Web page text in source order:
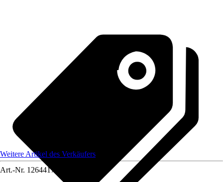
Weitere Artikel des Verkäufers
Art.-Nr. 12644176